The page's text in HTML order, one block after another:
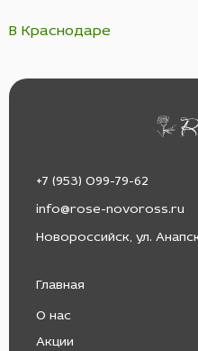
В Краснодаре
+7 (953) 099-79-62
info@rose-novoross.ru
Новороссийск, ул.
Главная
О нас
Акции